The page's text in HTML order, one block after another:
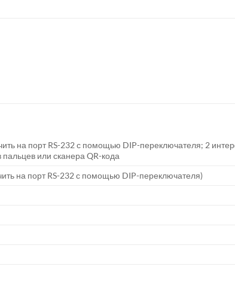
на порт RS-232 с помощью DIP-переключателя; 2
или сканера QR-кода
на порт RS-232 с помощью DIP-переключателя)